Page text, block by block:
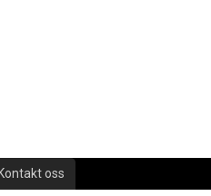
Kontakt oss